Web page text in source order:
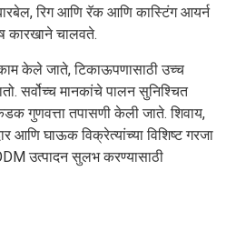
रिग आणि रॅक आणि कास्टिंग आयर्न
कारखाने चालवते.
केले जाते, टिकाऊपणासाठी उच्च
सर्वोच्च मानकांचे पालन सुनिश्चित
गुणवत्ता तपासणी केली जाते. शिवाय,
आणि घाऊक विक्रेत्यांच्या विशिष्ट गरजा
उत्पादन सुलभ करण्यासाठी